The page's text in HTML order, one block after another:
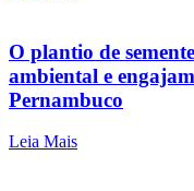
O plantio de
ambiental e
Pernambuco
Leia Mais